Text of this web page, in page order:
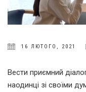
16 ЛЮТОГО, 2021
Вести приємний
наодинці зі своїми